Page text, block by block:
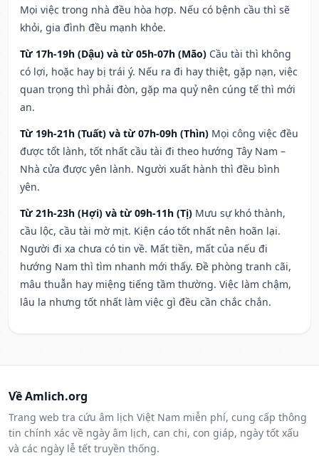
Mọi việc trong nhà đều hòa hợp. Nếu có bệnh cầu thì sẽ
khỏi, gia đình đều mạnh khỏe.
Từ 17h-19h (Dậu) và từ 05h-07h (Mão) Cầu tài thì không
có lợi, hoặc hay bị trái ý. Nếu ra đi hay thiệt, gặp nạn, việc
quan trọng thì phải đòn, gặp ma quỷ nên cúng tế thì mới
an.
Từ 19h-21h (Tuất) và từ 07h-09h (Thìn) Mọi công việc đều
được tốt lành, tốt nhất cầu tài đi theo hướng Tây Nam –
Nhà cửa được yên lành. Người xuất hành thì đều bình
yên.
Từ 21h-23h (Hợi) và từ 09h-11h (Tị) Mưu sự khó thành,
cầu lộc, cầu tài mờ mịt. Kiện cáo tốt nhất nên hoãn lại.
Người đi xa chưa có tin về. Mất tiền, mất của nếu đi
hướng Nam thì tìm nhanh mới thấy. Đề phòng tranh cãi,
mâu thuẫn hay miệng tiếng tầm thường. Việc làm chậm,
lâu la nhưng tốt nhất làm việc gì đều cần chắc chắn.
Về Amlich.org
Trang web tra cứu âm lịch Việt Nam miễn phí, cung cấp thông
tin chính xác về ngày âm lịch, can chi, con giáp, ngày tốt xấu
và các ngày lễ tết truyền thống.